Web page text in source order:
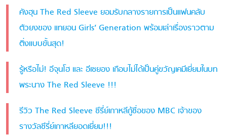
คังฮุน The Red Sleeve ยอมรับกลางรายการเป็นแฟนคลับ
ตัวยงของ แทยอน Girls’ Generation พร้อมเล่าเรื่องราวตาม
ติ่งแบบขั้นสุด!
รู้หรือไม่! อีจุนโฮ และ อีเซยอง เกือบไม่ได้เป็นคู่ขวัญเคมีเยี่ยมในบท
พระนาง The Red Sleeve !!!
รีวิว The Red Sleeve ซีรี่ย์เกาหลีกู้ชื่อของ MBC เจ้าของ
รางวัลซีรี่ย์เกาหลียอดเยี่ยม!!!